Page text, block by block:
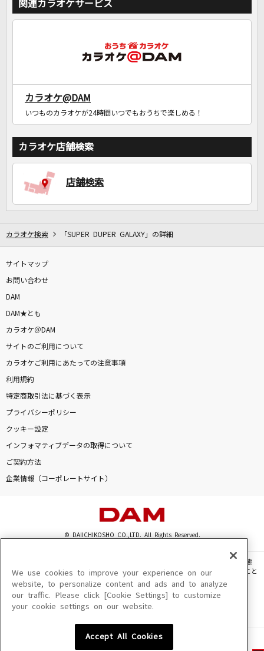
関連カラオケサービス
カラオケ@DAM
いつものカラオケが24時間いつでもおうちで楽しめる！
カラオケ店舗検索
店舗検索
カラオケ検索 「SUPER DUPER GALAXY」の詳細
サイトマップ
お問い合わせ
DAM
DAM★とも
カラオケ＠DAM
サイトのご利用について
カラオケご利用にあたっての注意事項
利用規約
特定商取引法に基づく表示
プライバシーポリシー
クッキー設定
インフォマティブデータの取得について
ご契約方法
企業情報（コーポレートサイト）
© DAIICHIKOSHO CO.,LTD. All Rights Reserved.
このサイトに掲載されている一切の文章・画像・写真・動画・音声等を、手段や形態
を問わず、著作権法の定める範囲を超えて無断で複製、転載、ファイル化などすること
を禁じます。
楽曲及びコンテンツは、機種によりご利用いただけない場合があります。
楽曲及びコンテンツの配信日、配信内容が変更になる場合があります。
We use cookies to improve your experience on our
website, to personalize content and ads and to analyze
our traffic. Please click [Cookie Settings] to customize
your cookie settings on our website.
Accept All Cookies